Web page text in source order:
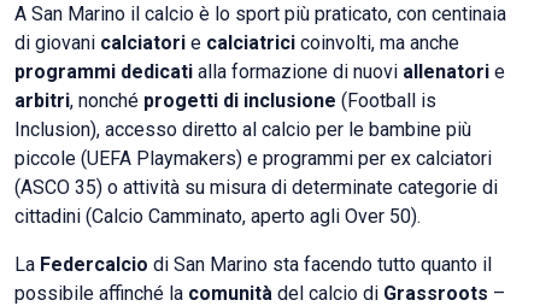
A San Marino il calcio è lo sport più praticato, con centinaia
di giovani calciatori e calciatrici coinvolti, ma anche
programmi dedicati alla formazione di nuovi allenatori e
arbitri, nonché progetti di inclusione (Football is
Inclusion), accesso diretto al calcio per le bambine più
piccole (UEFA Playmakers) e programmi per ex calciatori
(ASCO 35) o attività su misura di determinate categorie di
cittadini (Calcio Camminato, aperto agli Over 50).
La Federcalcio di San Marino sta facendo tutto quanto il
possibile affinché la comunità del calcio di Grassroots –